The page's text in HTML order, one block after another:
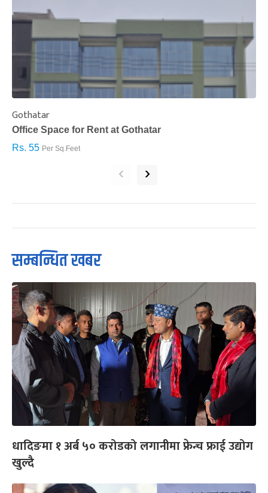
Gothatar
Office Space for Rent at Gothatar
Rs. 55 Per Sq.Feet
‹ ›
सम्बन्धित खबर
धादिङमा १ अर्ब ५० करोडको लगानीमा फ्रेन्च फ्राई उद्योग
खुल्दै